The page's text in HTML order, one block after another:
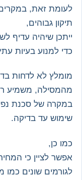
לעומת זאת,
תיקון גבוהים,
ייתכן שיהיה עדיף
כדי למנוע בעיות
מומלץ לא לדחות
מהמסילה, משמיע
במקרה של סכנת
שימוש עד בדיקה.
כמו כן,
אפשר לציין כי
לגורמים שונים כמו